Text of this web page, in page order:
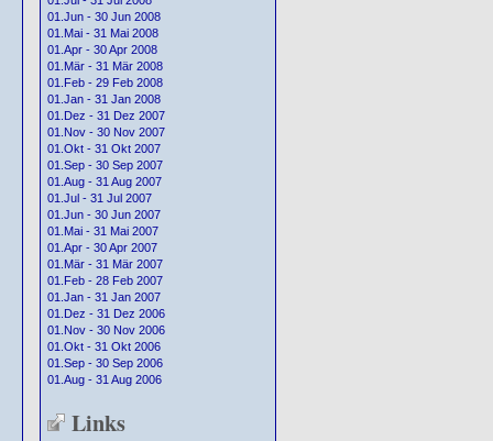
01.Jun - 30 Jun 2008
01.Mai - 31 Mai 2008
01.Apr - 30 Apr 2008
01.Mär - 31 Mär 2008
01.Feb - 29 Feb 2008
01.Jan - 31 Jan 2008
01.Dez - 31 Dez 2007
01.Nov - 30 Nov 2007
01.Okt - 31 Okt 2007
01.Sep - 30 Sep 2007
01.Aug - 31 Aug 2007
01.Jul - 31 Jul 2007
01.Jun - 30 Jun 2007
01.Mai - 31 Mai 2007
01.Apr - 30 Apr 2007
01.Mär - 31 Mär 2007
01.Feb - 28 Feb 2007
01.Jan - 31 Jan 2007
01.Dez - 31 Dez 2006
01.Nov - 30 Nov 2006
01.Okt - 31 Okt 2006
01.Sep - 30 Sep 2006
01.Aug - 31 Aug 2006
Links